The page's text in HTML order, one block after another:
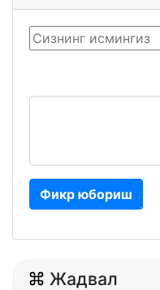
Фикр юбориш
Жадвал